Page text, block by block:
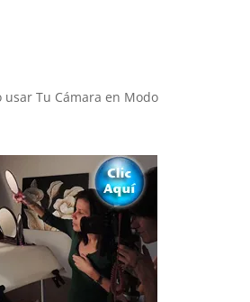
usar Tu Cámara en Modo